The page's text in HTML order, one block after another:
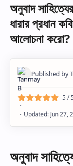
অনুবাদ
ধারার প্রধান
আলোচনা করো?
5/
অনুবাদ